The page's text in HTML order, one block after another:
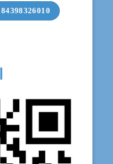
84398326010 +